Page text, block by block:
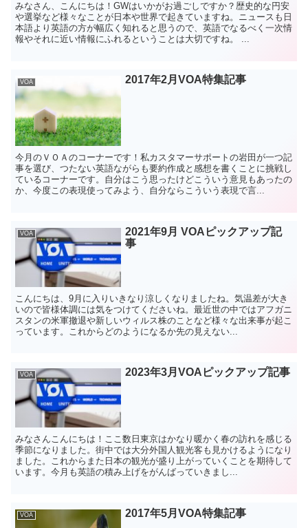
みなさん、こんにちは！GWはいかがお過ごしですか？歴史的な円安
や選挙など様々なことが日本や世界で起きていますね。ニュースも日
本語より英語の方が幅広く知れると思うので、英語でなるべく一次情
報やそれに近い情報にふれるということは大切ですね。 ...
VOA 2017年2月VOA特集記事
今月のＶＯＡのコーナーです！私カスタマーサポートの岩田が一つ記
事を選び、つたない英語ながらも要約作成と感想を書くことに挑戦し
ているコーナーです。自分はこう思ったけどこういう意見もあったの
か、今度この表現使ってみよう、自分ならこういう表現で言...
VOA
2021年9月 VOAピックアップ記
事
こんにちは、9月に入りいきなり涼しくなりましたね。気温差が大き
いので皆様体調には気をつけてくださいね。最近世の中ではアフガニ
スタンの米軍撤退や新しいウィルス株のことなど様々な出来事が起こ
っています。これからどのようになるか先の見えない...
VOA 2023年3月VOAピックアップ記事
みなさんこんにちは！ここ数日東京はかなり暖かく春の訪れを感じる
季節になりました。街中では大分外国人観光客も見かけるようになり
ました。これからまた日本の観光が盛り上がっていくことを期待して
います。今月も英語の積み上げをがんばっていきまし...
VOA 2017年5月VOA特集記事